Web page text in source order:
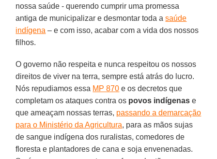
nossa saúde - querendo cumprir uma promessa
antiga de municipalizar e desmontar toda asaúde
indígena – e com isso, acabar com a vida dos nossos
filhos.
O governo não respeita e nunca respeitou os nossos
direitos de viver na terra, sempre está atrás do lucro.
Nós repudiamos essa MP 870 e os decretos que
completam os ataques contra os povos indígenas e
que ameaçam nossas terras, passando a demarcação
para o Ministério da Agricultura, para as mãos sujas
de sangue indígena dos ruralistas, comedores de
floresta e plantadores de cana e soja envenenadas.